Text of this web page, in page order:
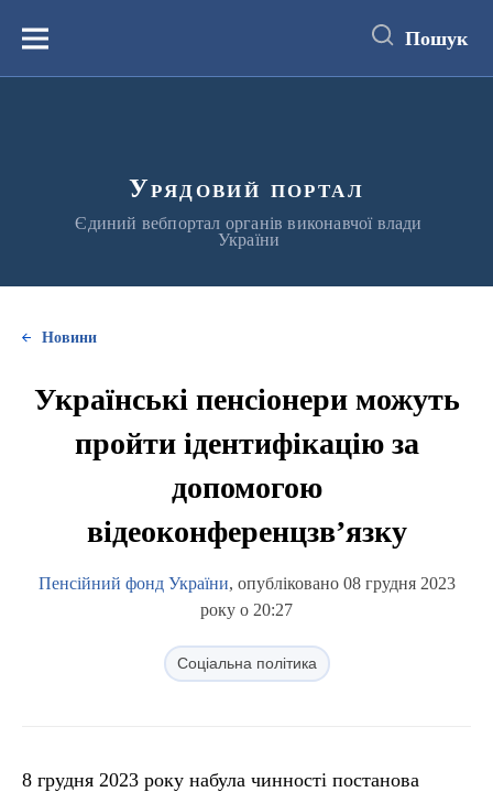
вмістуМеню Пошук
Урядовий портал
Єдиний вебпортал органів виконавчої влади
України
Новини
Українські пенсіонери можуть
пройти ідентифікацію за
допомогою
відеоконференцзв’язку
Пенсійний фонд України, опубліковано 08 грудня 2023
року о 20:27
Соціальна політика
8 грудня 2023 року набула чинності постанова